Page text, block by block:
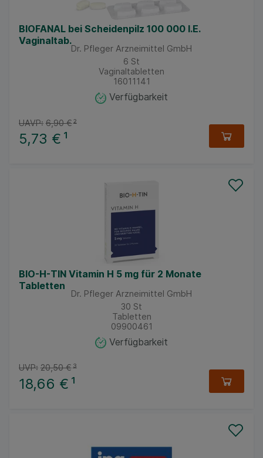
BIOFANAL bei Scheidenpilz 100 000 I.E.
Vaginaltab.
Dr. Pfleger Arzneimittel GmbH
6 St
Vaginaltabletten
16011141
Verfügbarkeit
5,73 € ¹
UAVP: 6,90 €²
BIO-H-TIN Vitamin H 5 mg für 2 Monate
Tabletten
Dr. Pfleger Arzneimittel GmbH
30 St
Tabletten
09900461
Verfügbarkeit
18,66 € ¹
UVP: 20,50 €³